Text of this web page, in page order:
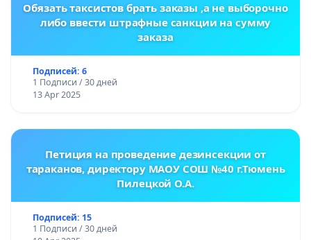
Обязать таксистов брать заказы ,а не выборочно
либо ввести штрафные санкции на сумму
заказа
Подписей: 6
1 Подписи / 30 дней
13 Apr 2025
Петиция на проведение дезинсекции от
тараканов, директору МАОУ СОШ №40 г.Тюмень
Пилецкой О.А.
Подписей: 15
1 Подписи / 30 дней